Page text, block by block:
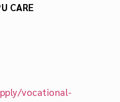
CARE
vocational-